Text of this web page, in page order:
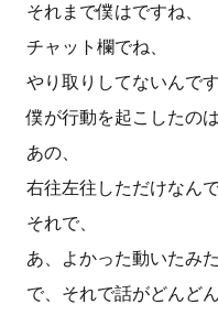
それまで僕はですね、
チャット欄でね、
やり取りしてないんです
僕が行動を起こしたのは
あの、
右往左往しただけなんで
それで、
あ、よかった動いたみた
で、それで話がどんど